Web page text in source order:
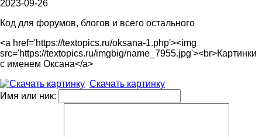
2023-09-26
Код для форумов, блогов и всего остального
<a href='https://textopics.ru/oksana-1.php'><img
src='https://textopics.ru/imgbig/name_7955.jpg'><br>Картинки
с именем Оксана</a>
Скачать картинку
Имя или ник: